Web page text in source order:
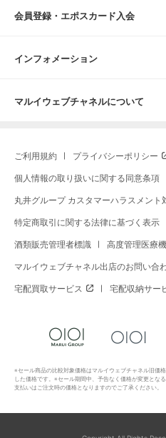
会員登録・エポスカード入会
インフォメーション
マルイウェブチャネルについて
ご利用規約 プライバシーポリシー
個人情報の取り扱いに関する同意条項
丸井グループ カスタマーハラスメント
特定商取引に関する法律に基づく表示
酒類販売管理者標識 高度管理医療
マルイウェブチャネル出店のお問い合
宅配買取サービス 宅配収納サー
※セール商品の比較対象価格はマルイウェブチャネル旧価
した価格です。※セール期間中、予告なく価格が変更とな
支払いはご注文時の価格となりますのでご了承ください。